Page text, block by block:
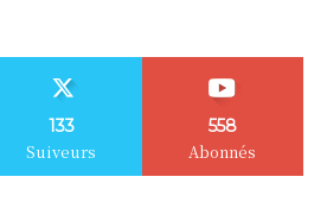
133
Suiveurs
558
Abonnés